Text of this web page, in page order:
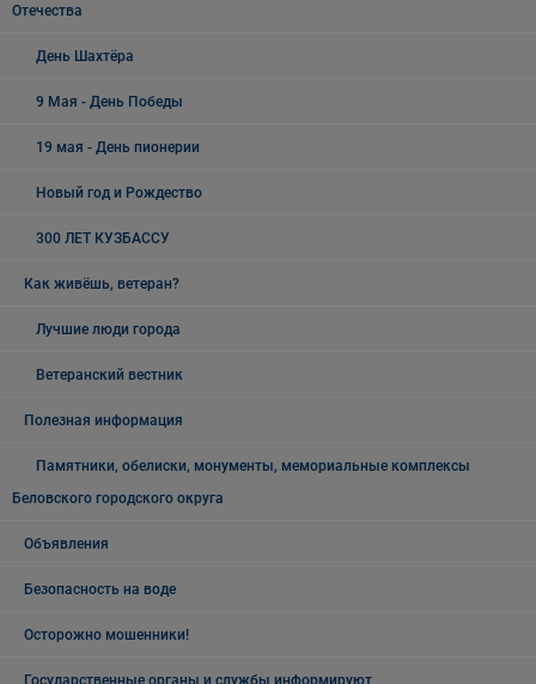
Отечества
День Шахтёра
9 Мая - День Победы
19 мая - День пионерии
Новый год и Рождество
300 ЛЕТ КУЗБАССУ
Как живёшь, ветеран?
Лучшие люди города
Ветеранский вестник
Полезная информация
Памятники, обелиски, монументы, мемориальные комплексы
Беловского городского округа
Объявления
Безопасность на воде
Осторожно мошенники!
Государственные органы и службы информируют